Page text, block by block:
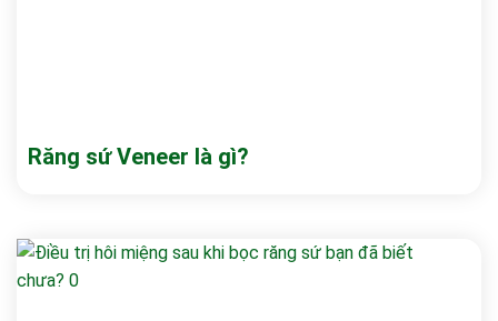
Răng sứ Veneer là gì?